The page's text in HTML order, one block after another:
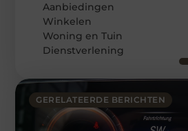
GERELATEERDE BERICHTEN
Aanbiedingen
Winkelen
Woning en Tuin
Dienstverlening